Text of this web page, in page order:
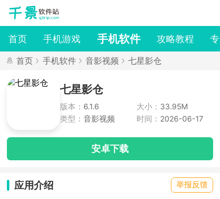
首页 手机游戏 手机软件 攻略教程
首页 手机软件 音影视频 七星影仓
七星影仓
版本： 6.1.6 大小： 33.95M
类型： 音影视频 时间： 2026-06-17
安卓下载
应用介绍 举报反馈